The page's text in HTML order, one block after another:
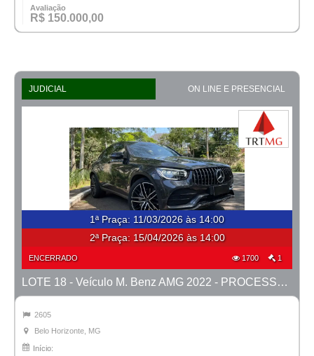
Avaliação
R$ 150.000,00
JUDICIAL ON LINE E PRESENCIAL
1ª Praça: 11/03/2026 às 14:00
2ª Praça: 15/04/2026 às 14:00
ENCERRADO 1700 1
LOTE 18 - Veículo M. Benz AMG 2022 - PROCESSO 0010588-41.2025-15ª BH
2605
Belo Horizonte, MG
Início: